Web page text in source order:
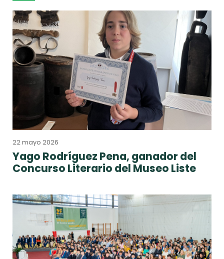
22 mayo 2026
Yago Rodríguez Pena, ganador del
Concurso Literario del Museo Liste